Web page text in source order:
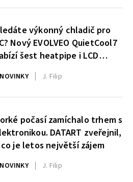
výkonný chladič pro
Nový EVOLVEO QuietCool7
šest heatpipe i LCD
NOVINKY J. Filip
počasí zamíchalo trhem s
DATART zveřejnil,
je letos největší zájem
NOVINKY J. Filip